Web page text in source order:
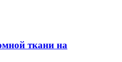
ткани на